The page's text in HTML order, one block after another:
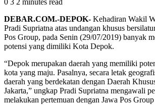
0 3 2 minutes read
DEBAR.COM.-DEPOK- Kehadiran Wakil
Pradi Supriatna atas undangan khusus
Pos Group, pada Senin (29/07/2019) banyak
potensi yang dimiliki Kota Depok.
“Depok merupakan daerah yang memiliki
kota yang maju. Pasalnya, secara letak
daerah yang berdekatan dengan Daerah
Jakarta,” ungkap Pradi Supriatna mengawali
melakukan pertemuan dengan Jawa Pos